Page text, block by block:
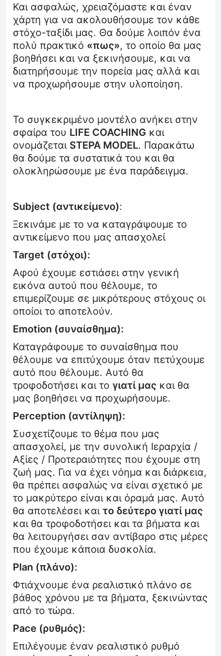
Και ασφαλώς, χρειαζόμαστε και έναν
χάρτη για να ακολουθήσουμε τον κάθε
στόχο-ταξίδι μας. Θα δούμε λοιπόν ένα
πολύ πρακτικό «πως», το οποίο θα μας
βοηθήσει και να ξεκινήσουμε, και να
διατηρήσουμε την πορεία μας αλλά και
να προχωρήσουμε στην υλοποίηση.
Το συγκεκριμένο μοντέλο ανήκει στην
σφαίρα του LIFE COACHING και
ονομάζεται STEPA MODEL. Παρακάτω
θα δούμε τα συστατικά του και θα
ολοκληρώσουμε με ένα παράδειγμα.
Subject (αντικείμενο):
Ξεκινάμε με το να καταγράψουμε το
αντικείμενο που μας απασχολεί
Target (στόχοι):
Αφού έχουμε εστιάσει στην γενική
εικόνα αυτού που θέλουμε, το
επιμερίζουμε σε μικρότερους στόχους οι
οποίοι το αποτελούν.
Emotion (συναίσθημα):
Καταγράφουμε το συναίσθημα που
θέλουμε να επιτύχουμε όταν πετύχουμε
αυτό που θέλουμε. Αυτό θα
τροφοδοτήσει και το γιατί μας και θα
μας βοηθήσει να προχωρήσουμε.
Perception (αντίληψη):
Συσχετίζουμε το θέμα που μας
απασχολεί, με την συνολική Ιεραρχία /
Αξίες / Προτεραιότητες που έχουμε στη
ζωή μας. Για να έχει νόημα και διάρκεια,
θα πρέπει ασφαλώς να είναι σχετικό με
το μακρύτερο είναι και όραμά μας. Αυτό
θα αποτελέσει και το δεύτερο γιατί μας
και θα τροφοδοτήσει και τα βήματα και
θα λειτουργήσει σαν αντίβαρο στις μέρες
που έχουμε κάποια δυσκολία.
Plan (πλάνο):
Φτιάχνουμε ένα ρεαλιστικό πλάνο σε
βάθος χρόνου με τα βήματα, ξεκινώντας
από το τώρα.
Pace (ρυθμός):
Επιλέγουμε έναν ρεαλιστικό ρυθμό